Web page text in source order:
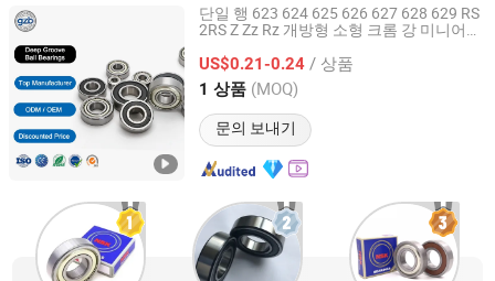
단일 행 623 624 625 626 627 628 629 RS
2RS Z Zz Rz 개방형 소형 크롬 강 미니어처
US$0.21-0.24 / 상품
1 상품 (MOQ)
문의 보내기
Liaocheng Guanzhe Import and Export Trade Co., Ltd.
Shandong, China 이후 2020